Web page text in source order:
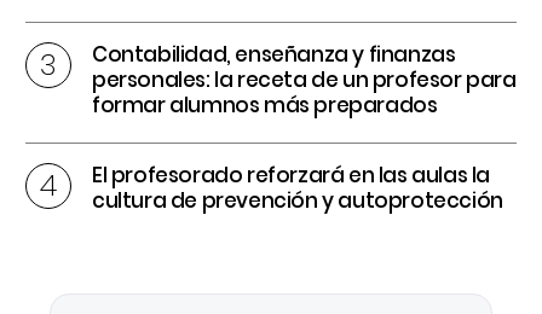
Contabilidad, enseñanza y finanzas
personales: la receta de un profesor para
formar alumnos más preparados
El profesorado reforzará en las aulas la
cultura de prevención y autoprotección